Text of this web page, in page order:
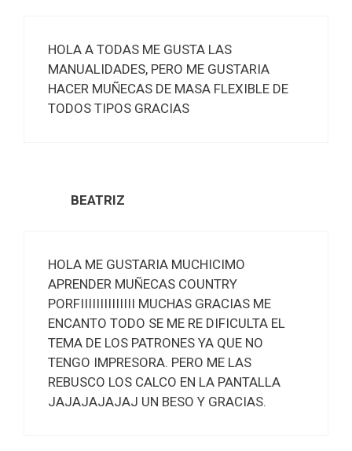
HOLA A TODAS ME GUSTA LAS
MANUALIDADES, PERO ME GUSTARIA
HACER MUÑECAS DE MASA FLEXIBLE DE
TODOS TIPOS GRACIAS
BEATRIZ
HOLA ME GUSTARIA MUCHICIMO
APRENDER MUÑECAS COUNTRY
PORFIIIIIIIIIIIIII MUCHAS GRACIAS ME
ENCANTO TODO SE ME RE DIFICULTA EL
TEMA DE LOS PATRONES YA QUE NO
TENGO IMPRESORA. PERO ME LAS
REBUSCO LOS CALCO EN LA PANTALLA
JAJAJAJAJAJ UN BESO Y GRACIAS.